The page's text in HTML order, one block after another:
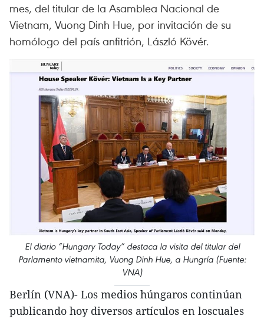
mes, del titular de la Asamblea Nacional de
Vietnam, Vuong Dinh Hue, por invitación de su
homólogo del país anfitrión, László Kövér.
El diario “Hungary Today” destaca la visita del titular del
Parlamento vietnamita, Vuong Dinh Hue, a Hungría (Fuente:
VNA)
Berlín (VNA)- Los medios húngaros continúan
publicando hoy diversos artículos en loscuales